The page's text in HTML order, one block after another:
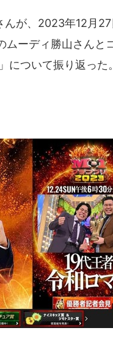
が、2023年12月27
ムーディ勝山さんと
ついて振り返った。